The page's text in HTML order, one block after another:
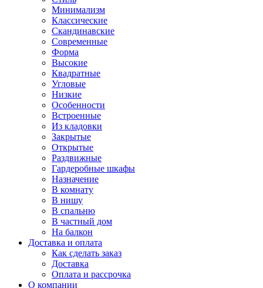
Минимализм
Классические
Скандинавские
Современные
Форма
Высокие
Квадратные
Угловые
Низкие
Особенности
Встроенные
Из кладовки
Закрытые
Открытые
Раздвижные
Гардеробные шкафы
Назначение
В комнату
В нишу
В спальню
В частный дом
На балкон
Доставка и оплата
Как сделать заказ
Доставка
Оплата и рассрочка
О компании